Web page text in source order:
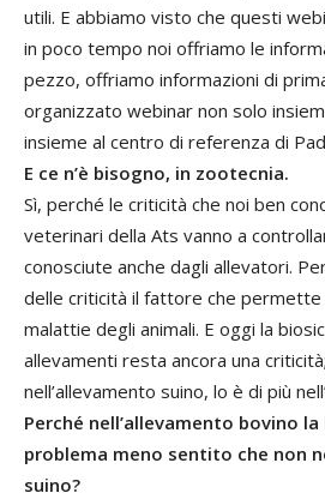
utili. E abbiamo visto che questi
in poco tempo noi offriamo le
pezzo, offriamo informazioni di
organizzato webinar non solo
insieme al centro di referenza di
E ce n’è bisogno, in zootecnia.
Sì, perché le criticità che noi ben
veterinari della Ats vanno a
conosciute anche dagli allevatori.
delle criticità il fattore che
malattie degli animali. E oggi la
allevamenti resta ancora una
nell’allevamento suino, lo è di più
Perché nell’allevamento bovino
problema meno sentito che non
suino?